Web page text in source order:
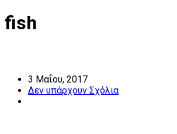
fish
3 Μαΐου, 2017
Δεν υπάρχουν Σχόλια